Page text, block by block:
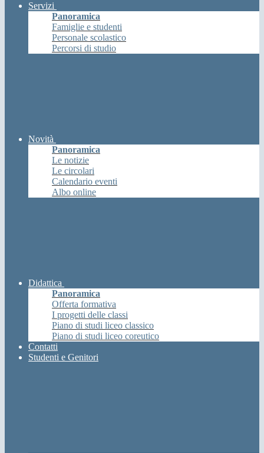
Servizi
Panoramica
Famiglie e studenti
Personale scolastico
Percorsi di studio
Novità
Panoramica
Le notizie
Le circolari
Calendario eventi
Albo online
Didattica
Panoramica
Offerta formativa
I progetti delle classi
Piano di studi liceo classico
Piano di studi liceo coreutico
Contatti
Studenti e Genitori